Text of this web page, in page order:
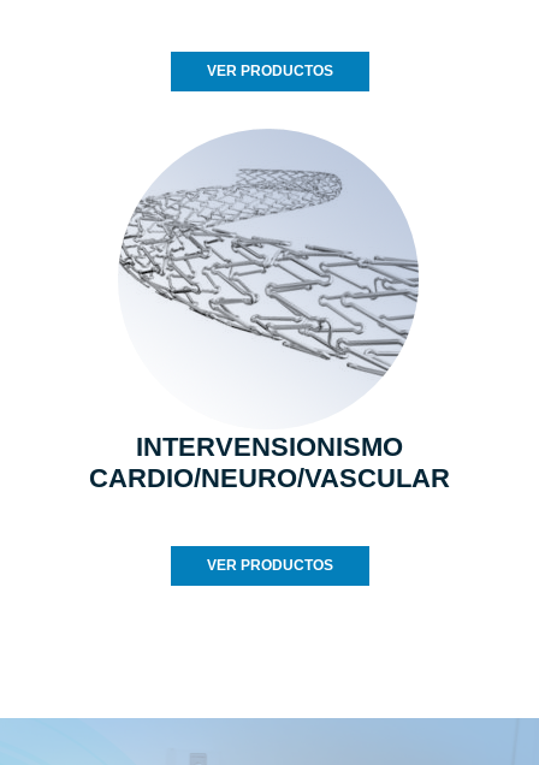
VER PRODUCTOS
INTERVENSIONISMO
CARDIO/NEURO/VASCULAR
VER PRODUCTOS